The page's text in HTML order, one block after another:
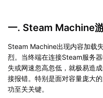
一. Steam Machine
Steam Machine出现内容加载
烈。当终端在连接Steam服务
失或网速忽高忽低，就极易造
接报错。特别是面对容量庞大
功至关关键。